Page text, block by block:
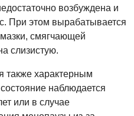
возбуждена и
При этом вырабатывается
смягчающей
слизистую.
также характерным
наблюдается
или в случае